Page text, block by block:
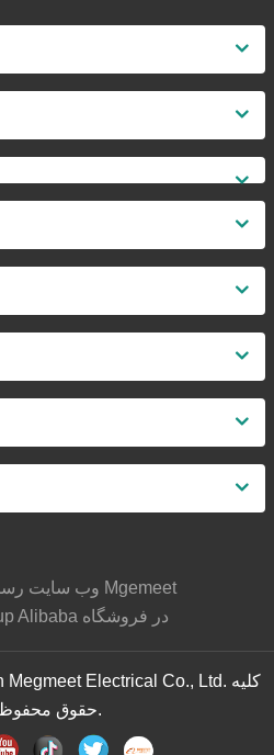
وب سایت رسمی گروه Mgemeet
Megmeet Group Alibaba در فروشگاه
حقوق محفوظ است.